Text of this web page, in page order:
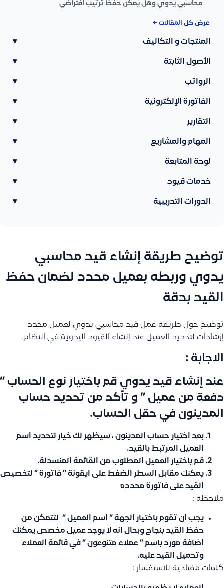
محاسبي يدوي وهل يمكن حفظ ترتيب افتراضي
عرض كل المقالات ←
المنتجات و التكاليف ▾
الأصول الثابتة ▾
الرواتب ▾
الفاتورة الإلكترونية ▾
التقارير ▾
المهام والمشاريع ▾
لوحة المتابعة ▾
خدمات قيود ▾
الدورات التدريبية ▾
توضيح طريقة إنشاء قيد محاسبي
يدوي وربطه بعميل محدد لضمان حفظ
القيد بدقة
توضيح حول طريقة عمل قيد محاسبي يدوي لعميل محدد
إرشادات لتحديد العميل عند إنشاء القيود اليدوية في النظام.
الاجابة :
عند إنشاء قيد يدوي قم باختيار نوع الحساب ”
دفعة من عميل ” و تأكد من تحديد حساب
المدينون في حقل الحساب.
بعد اختيار حساب المدينون ، سيظهر لك خيار لتحديد اسم
العميل المرتبط بالقيد.
قم باختيار العميل المطلوب من القائمة المنسدلة.
يمكنك مقابل السطر الضغط على ايقونة ” فاتورة ” لتخصيص
القيد على فاتورة محدده
ملاحظة :
يجب ان تقوم باختيار الجهة ” اسم العميل ” لتتمكن من
حفظ القيد بنجاح وبحال انه لا يوجد عميل مخصص يمكنك
اضافة مورد باسم ” عملاء متنوعون ” في قائمة العملاء
وتحميل القيد عليه.
كلمات مفتاحية للاستفسار :